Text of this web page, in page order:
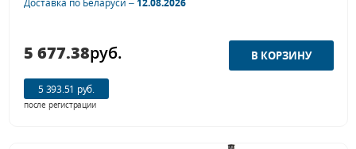
Доставка по Беларуси –12.08.2026
5 677.38руб.
5 393.51 руб.
после регистрации